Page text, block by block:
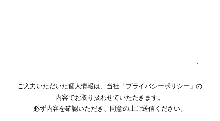
ご入力いただいた個人情報は、当社「 プライバシーポリシー 」の
内容でお取り扱わせていただきます。
必ず内容を確認いただき、同意の上ご送信ください。